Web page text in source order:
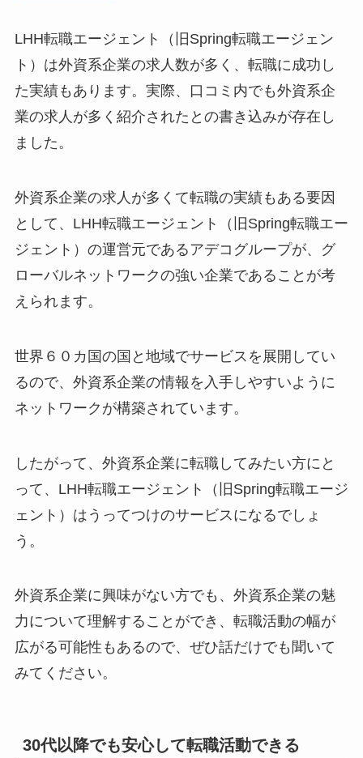
LHH転職エージェント（旧Spring転職エージェン
ト）は外資系企業の求人数が多く、転職に成功し
た実績もあります。実際、口コミ内でも外資系企
業の求人が多く紹介されたとの書き込みが存在し
ました。
外資系企業の求人が多くて転職の実績もある要因
として、LHH転職エージェント（旧Spring転職エー
ジェント）の運営元であるアデコグループが、グ
ローバルネットワークの強い企業であることが考
えられます。
世界６０カ国の国と地域でサービスを展開してい
るので、外資系企業の情報を入手しやすいように
ネットワークが構築されています。
したがって、外資系企業に転職してみたい方にと
って、LHH転職エージェント（旧Spring転職エージ
ェント）はうってつけのサービスになるでしょ
う。
外資系企業に興味がない方でも、外資系企業の魅
力について理解することができ、転職活動の幅が
広がる可能性もあるので、ぜひ話だけでも聞いて
みてください。
30代以降でも安心して転職活動できる